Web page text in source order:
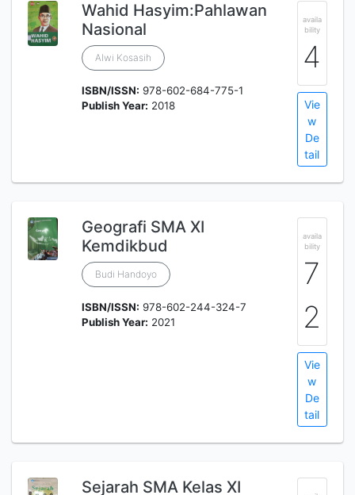
Wahid Hasyim:Pahlawan
Nasional
Alwi Kosasih
ISBN/ISSN: 978-602-684-775-1
Publish Year: 2018
availa
bility
4
Vie
w
De
tail
Geografi SMA XI
Kemdikbud
Budi Handoyo
ISBN/ISSN: 978-602-244-324-7
Publish Year: 2021
availa
bility
7
2
Vie
w
De
tail
Sejarah SMA Kelas XI